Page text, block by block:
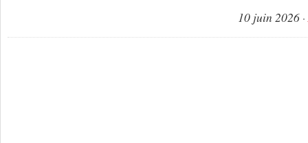
10 juin 2026